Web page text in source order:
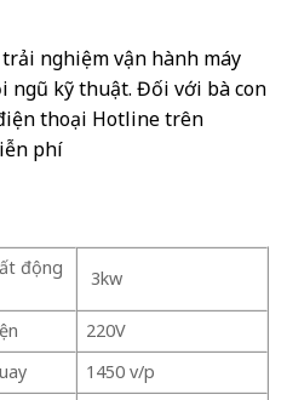
nghiệm vận hành máy
ngũ kỹ thuật. Đối với bà con
thoại Hotline trên
phí
động
3kw
220V
1450 v/p